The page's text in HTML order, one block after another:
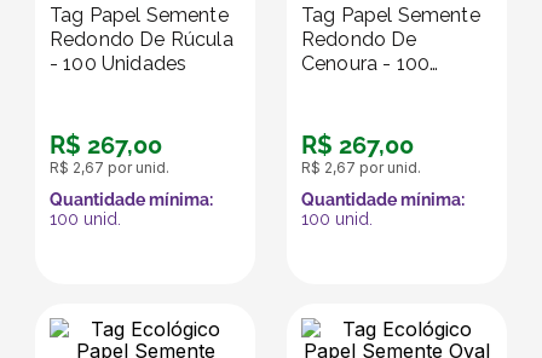
Tag Papel Semente
Redondo De Rúcula
- 100 Unidades
R$ 267,00
R$ 2,67 por unid.
Quantidade mínima:
100 unid.
Tag Papel Semente
Redondo De
Cenoura - 100
R$ 267,00
R$ 2,67 por unid.
Quantidade mínima:
100 unid.